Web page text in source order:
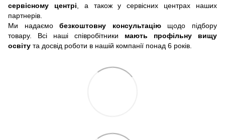
сервісному центрі , а також у сервісних центрах наших
партнерів.
Ми надаємобезкоштовну консультаціющодо підбору
товару. Всі наші співробітники мають профільну вищу
освіту та досвід роботи в нашій компанії понад 6 років.